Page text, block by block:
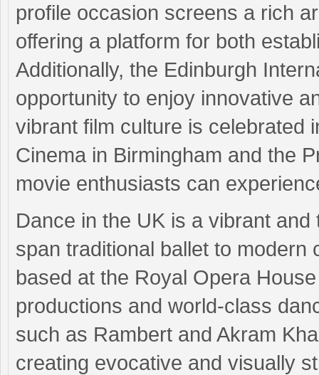
profile occasion screens a rich
offering a platform for both
Additionally, the Edinburgh
opportunity to enjoy innovative
vibrant film culture is celebrated
Cinema in Birmingham and the
movie enthusiasts can
Dance in the UK is a vibrant
span traditional ballet to
based at the Royal Opera
productions and world-class
such as Rambert and Akram
creating evocative and visually